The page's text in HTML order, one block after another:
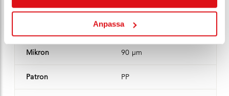
Anpassa30"
Mikron 90 µm
Patron PP